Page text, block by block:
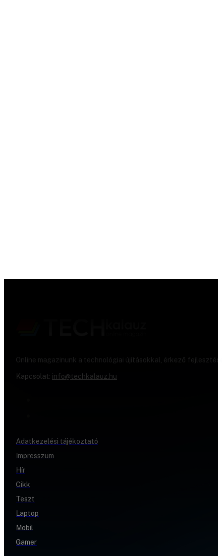
Online magazinunk a technológiai újításokkal, érkező
Kapcsolat: info@techkalauz.hu
Adatkezelési tájékoztató
Impresszum
Hír
Cikk
Teszt
Laptop
Mobil
Gamer